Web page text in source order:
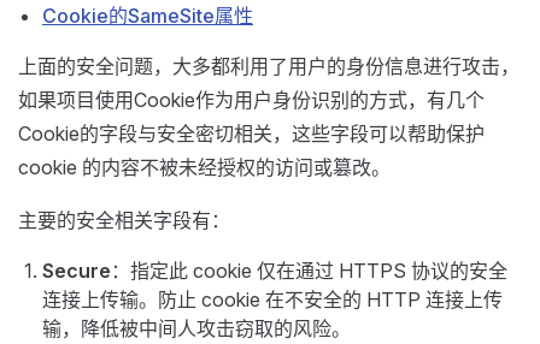
Cookie的SameSite属性
上面的安全问题，大多都利用了用户的身份信息进行攻击，
如果项目使用Cookie作为用户身份识别的方式，有几个
Cookie的字段与安全密切相关，这些字段可以帮助保护
cookie 的内容不被未经授权的访问或篡改。
主要的安全相关字段有：
Secure ：指定此 cookie 仅在通过 HTTPS 协议的安全
连接上传输。防止 cookie 在不安全的 HTTP 连接上传
输，降低被中间人攻击窃取的风险。